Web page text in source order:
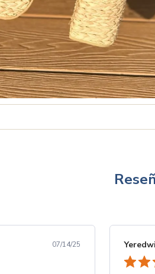
07/14/25